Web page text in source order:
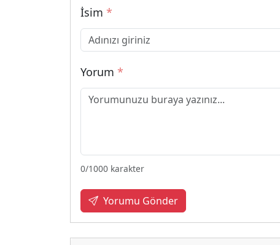
İsim *
Yorum *
0/1000 karakter
Yorumu Gönder